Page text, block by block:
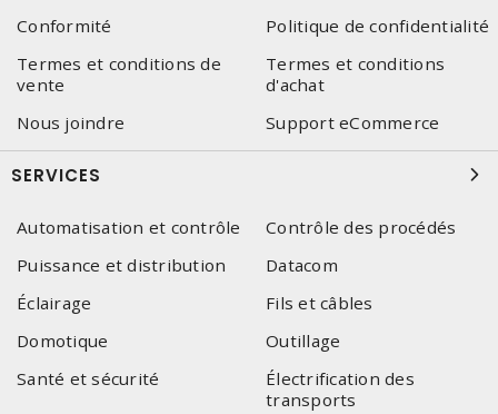
Conformité
Politique de confidentialité
Termes et conditions de
vente
Termes et conditions
d'achat
Nous joindre
Support eCommerce
SERVICES
Automatisation et contrôle
Contrôle des procédés
Puissance et distribution
Datacom
Éclairage
Fils et câbles
Domotique
Outillage
Santé et sécurité
Électrification des
transports